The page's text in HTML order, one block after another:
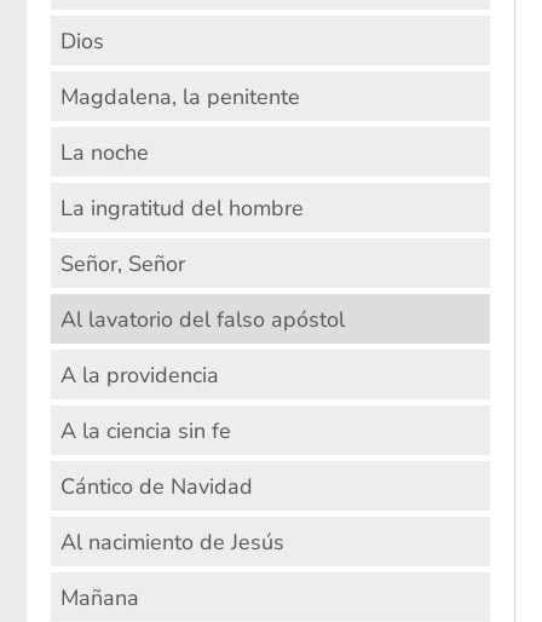
Dios
Magdalena, la penitente
La noche
La ingratitud del hombre
Señor, Señor
Al lavatorio del falso apóstol
A la providencia
A la ciencia sin fe
Cántico de Navidad
Al nacimiento de Jesús
Mañana